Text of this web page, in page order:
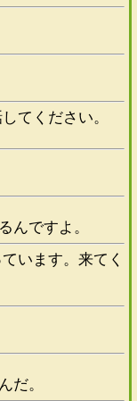
てください。
んですよ。
います。来てく
だ。